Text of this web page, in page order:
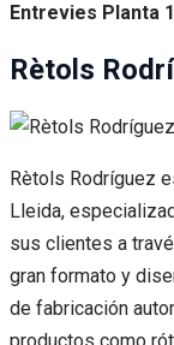
Entrevies Planta
Rètols
Rètols Rodríguez
Lleida,
sus clientes a
gran formato y
de fabricación